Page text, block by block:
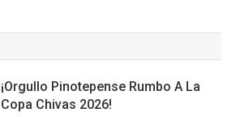
¡Orgullo Pinotepense Rumbo A La
Copa Chivas 2026!